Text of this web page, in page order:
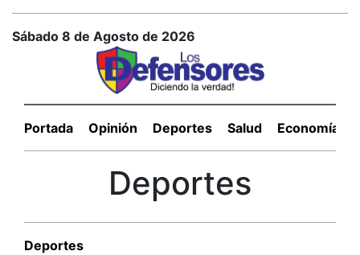
Sábado 8 de Agosto de 2026
Portada Opinión Deportes Salud Economía
Deportes
Deportes